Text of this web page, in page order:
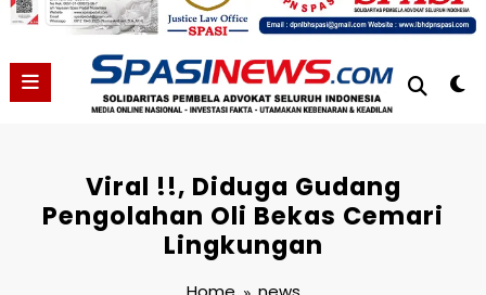
Viral !!, Diduga Gudang
Pengolahan Oli Bekas Cemari
Lingkungan